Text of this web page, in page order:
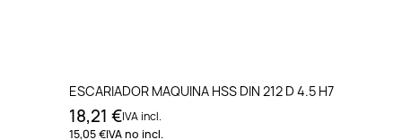
ESCARIADOR MAQUINA HSS DIN 212 D 4.5 H7
18,21 €IVA incl.
15,05 €IVA no incl.